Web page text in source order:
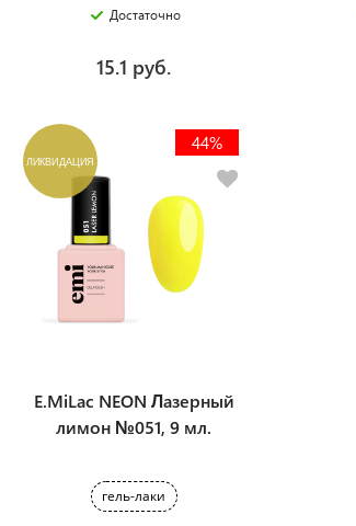
Достаточно
15.1 руб.
ЛИКВИДАЦИЯ
44%
E.MiLac NEON Лазерный
лимон №051, 9 мл.
гель-лаки